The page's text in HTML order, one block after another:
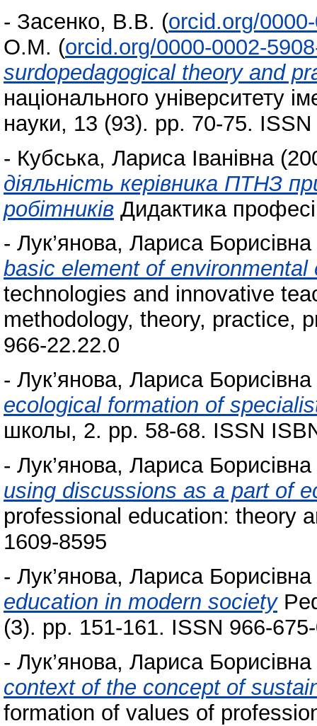
- Засенко, В.В. (orcid.org/
О.М. (orcid.org/0000-0002-
surdopedagogical theory and
національного університету
науки, 13 (93). pp. 70-75.
- Кубська, Лариса Іванівна
діяльність керівника ПТНЗ
робітників Дидактика
- Лук’янова, Лариса Борисівна
basic element of environmental
technologies and innovative
methodology, theory, practice,
966-22.22.0
- Лук’янова, Лариса Борисівна
ecological formation of
школы, 2. pp. 58-68. ISSN
- Лук’янова, Лариса Борисівна
using discussions as a part of
professional education: theory
1609-8595
- Лук’янова, Лариса Борисівна
education in modern society
(3). pp. 151-161. ISSN 966-
- Лук’янова, Лариса Борисівна
context of the concept of
formation of values of